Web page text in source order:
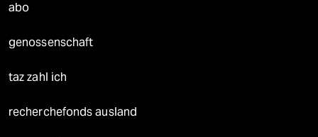
abo
genossenschaft
taz zahl ich
recherchefonds ausland